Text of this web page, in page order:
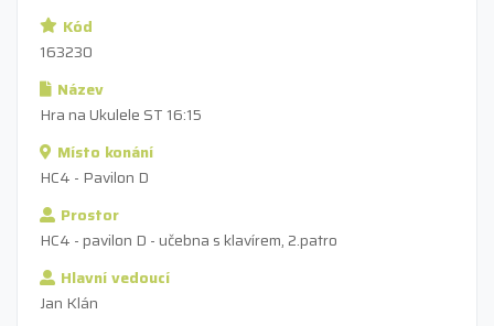
Kód
163230
Název
Hra na Ukulele ST 16:15
Místo konání
HC4 - Pavilon D
Prostor
HC4 - pavilon D - učebna s klavírem, 2.patro
Hlavní vedoucí
Jan Klán